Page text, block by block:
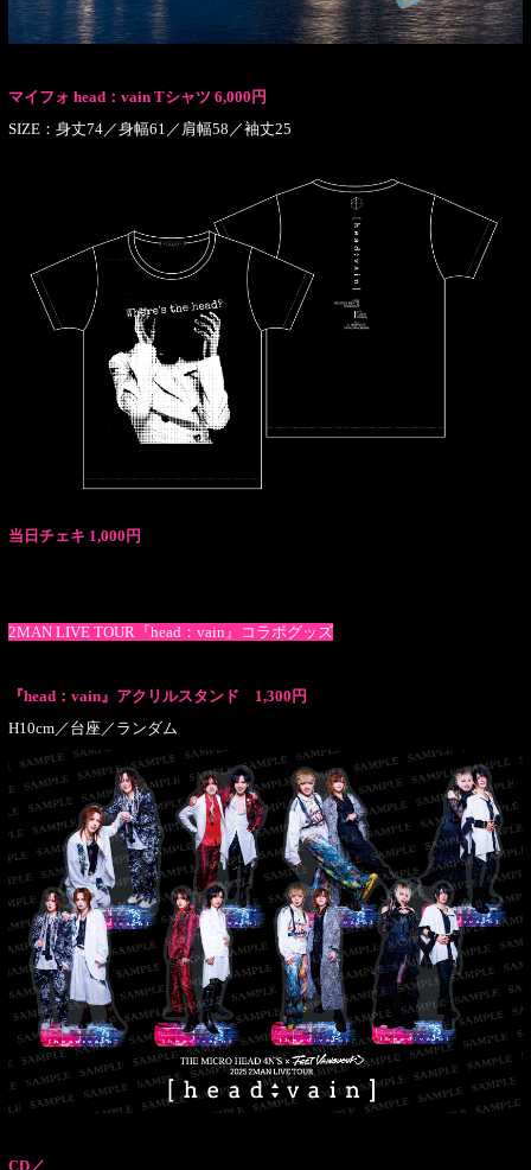
マイフォ head：vain Tシャツ 6,000円
SIZE：身丈74／身幅61／肩幅58／袖丈25
当日チェキ 1,000円
2MAN LIVE TOUR『head：vain』コラボグッズ
『head：vain』アクリルスタンド 1,300円
H10cm／台座／ランダム
CD／